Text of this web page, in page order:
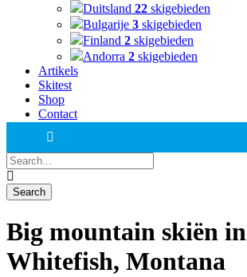
Duitsland 22 skigebieden
Bulgarije 3 skigebieden
Finland 2 skigebieden
Andorra 2 skigebieden
Artikels
Skitest
Shop
Contact
Big mountain skiën in
Whitefish, Montana